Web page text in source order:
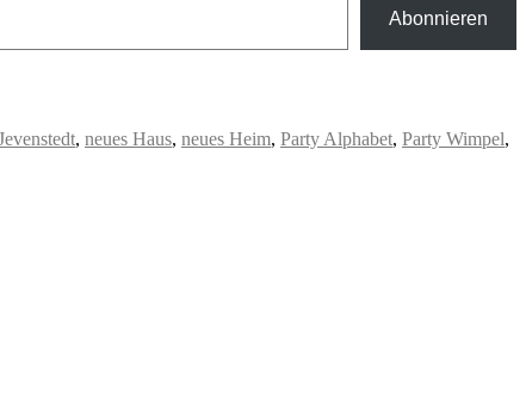
Abonnieren
, neues Haus, neues Heim, Party Alphabet, Party Wimpel,